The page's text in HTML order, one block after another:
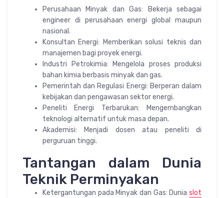
Perusahaan Minyak dan Gas: Bekerja sebagai
engineer di perusahaan energi global maupun
nasional.
Konsultan Energi: Memberikan solusi teknis dan
manajemen bagi proyek energi.
Industri Petrokimia: Mengelola proses produksi
bahan kimia berbasis minyak dan gas.
Pemerintah dan Regulasi Energi: Berperan dalam
kebijakan dan pengawasan sektor energi.
Peneliti Energi Terbarukan: Mengembangkan
teknologi alternatif untuk masa depan.
Akademisi: Menjadi dosen atau peneliti di
perguruan tinggi.
Tantangan dalam Dunia
Teknik Perminyakan
Ketergantungan pada Minyak dan Gas: Dunia slot